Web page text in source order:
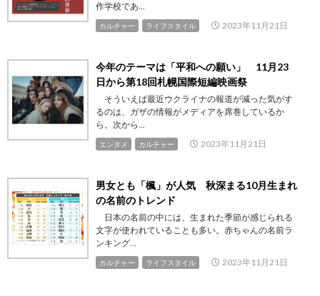
作学校であ...
カルチャー ライフスタイル 2023年11月21日
今年のテーマは「平和への願い」 11月23
日から第18回札幌国際短編映画祭
そういえば最近ウクライナの報道が減った気がす
るのは、ガザの情報がメディアを席巻しているか
ら。次から...
エンタメ カルチャー 2023年11月21日
男女とも「楓」が人気 秋深まる10月生まれ
の名前のトレンド
日本の名前の中には、生まれた季節が感じられる
文字が使われていることも多い。赤ちゃんの名前ラ
ンキング...
カルチャー ライフスタイル 2023年11月21日